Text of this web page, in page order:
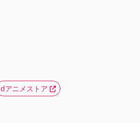
dアニメストア